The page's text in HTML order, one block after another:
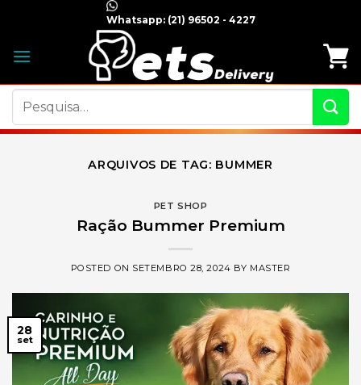
content
Whatsapp:(21) 96502 - 4227
por:
ARQUIVOS DE TAG: BUMMER
PET SHOP
Ração Bummer Premium
POSTED ON SETEMBRO 28, 2024 BY MASTER
28
set